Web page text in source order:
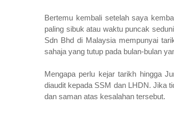
Bertemu kembali setelah saya
paling sibuk atau waktu puncak
Sdn Bhd di Malaysia mempunyai
sahaja yang tutup pada bulan-bulan
Mengapa perlu kejar tarikh hingga
diaudit kepada SSM dan LHDN. Jika
dan saman atas kesalahan tersebut.